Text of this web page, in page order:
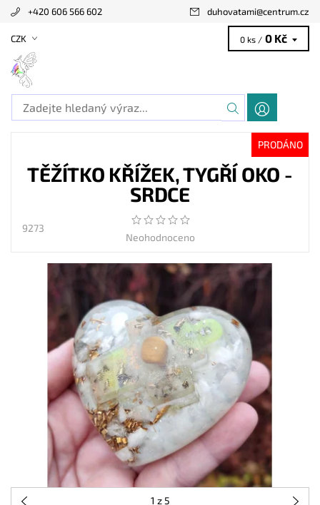
+420 606 566 602 duhovatami@centrum.cz
CZK 0 ks / 0 Kč
PRODÁNO
TĚŽÍTKO KŘÍŽEK, TYGŘÍ OKO -
SRDCE
9273
Neohodnoceno
1 z 5